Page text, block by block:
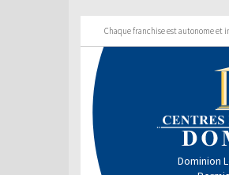
Chaque franchise est autonome et
Dominion